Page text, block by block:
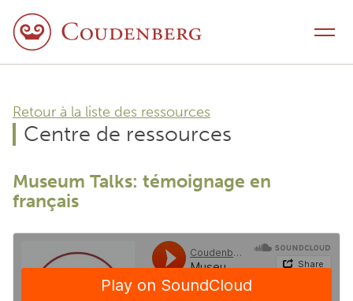
Retour à la liste des ressources
Centre de ressources
Museum Talks: témoignage en
français